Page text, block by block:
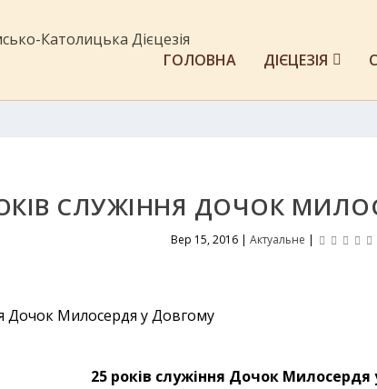
ГОЛОВНА ДІЄЦЕЗІЯ
СЛУЖІННЯ ДОЧОК
Вер 15, 2016 |Актуальне |
25 років служіння Дочок